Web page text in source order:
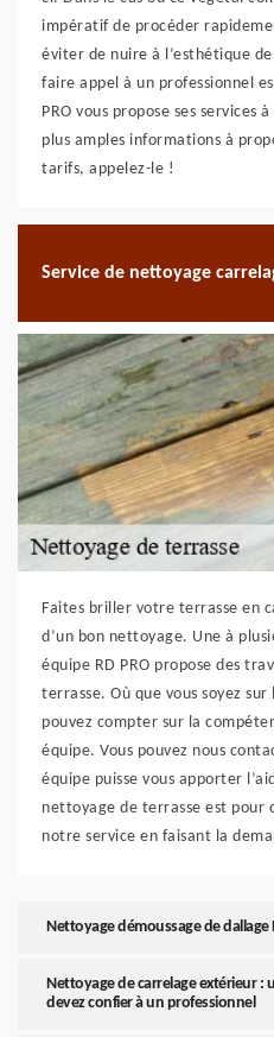
impératif de procéder
éviter de nuire à l’esthétique
faire appel à un professionnel
PRO vous propose ses services
plus amples informations à
tarifs, appelez-le !
Service de nettoyage
Faites briller votre terrasse en
d’un bon nettoyage. Une à
équipe RD PRO propose des
terrasse. Où que vous soyez
pouvez compter sur la
équipe. Vous pouvez nous
équipe puisse vous apporter
nettoyage de terrasse est pour
notre service en faisant la
Nettoyage démoussage de dallage
Nettoyage de carrelage extérieur :
devez confier à un professionnel